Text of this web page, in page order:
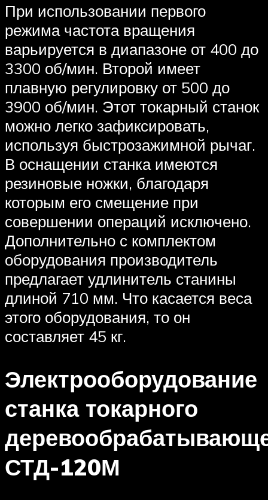
При использовании первого
режима частота вращения
варьируется в диапазоне от 400 до
3300 об/мин. Второй имеет
плавную регулировку от 500 до
3900 об/мин. Этот токарный станок
можно легко зафиксировать,
используя быстрозажимной рычаг.
В оснащении станка имеются
резиновые ножки, благодаря
которым его смещение при
совершении операций исключено.
Дополнительно с комплектом
оборудования производитель
предлагает удлинитель станины
длиной 710 мм. Что касается веса
этого оборудования, то он
составляет 45 кг.
Электрооборудование
станка токарного
СТД-120М